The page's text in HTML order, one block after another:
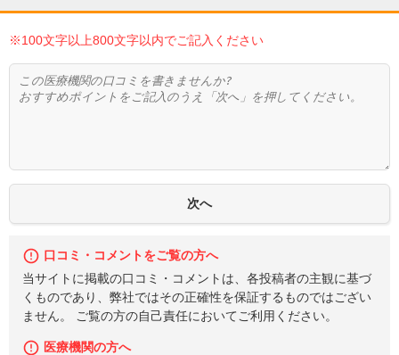
※100文字以上800文字以内でご記入ください
口コミ・コメントをご覧の方へ
当サイトに掲載の口コミ・コメントは、各投稿者の主観に基づ
くものであり、弊社ではその正確性を保証するものではござい
ません。 ご覧の方の自己責任においてご利用ください。
医療機関の方へ